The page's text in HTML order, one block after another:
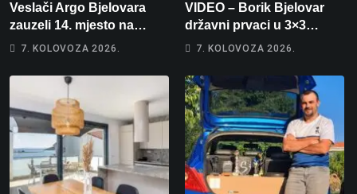
Veslači Argo Bjelovara
zauzeli 14. mjesto na
brzincu
7. KOLOVOZA 2026.
VIDEO – Borik Bjelovar
državni prvaci u 3×3
košarci, Klara Končar je
stolnom tenisu!
7. KOLOVOZA 2026.